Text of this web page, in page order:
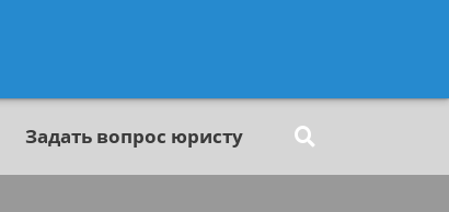
Задать вопрос юристу